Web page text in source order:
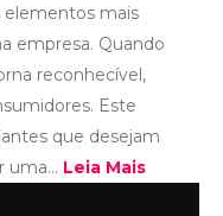
elementos mais
empresa. Quando
reconhecível,
Este
que desejam
uma... Leia Mais